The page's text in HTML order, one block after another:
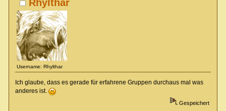
Rhylthar
Username: Rhylthar
Ich glaube, dass es gerade für erfahrene Gruppen durchaus mal was
anderes ist.
Gespeichert